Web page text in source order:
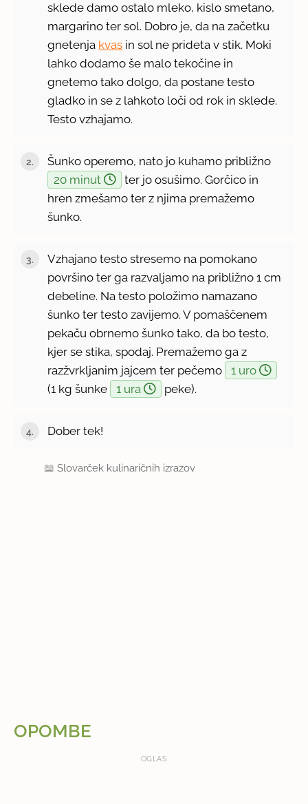
sklede damo ostalo mleko, kislo smetano,
margarino ter sol. Dobro je, da na začetku
gnetenja kvas in sol ne prideta v stik. Moki
lahko dodamo še malo tekočine in
gnetemo tako dolgo, da postane testo
gladko in se z lahkoto loči od rok in sklede.
Testo vzhajamo.
Šunko operemo, nato jo kuhamo približno
20 minut
ter jo osušimo. Gorčico in
hren zmešamo ter z njima premažemo
šunko.
Vzhajano testo stresemo na pomokano
površino ter ga razvaljamo na približno 1 cm
debeline. Na testo položimo namazano
šunko ter testo zavijemo. V pomaščenem
pekaču obrnemo šunko tako, da bo testo,
kjer se stika, spodaj. Premažemo ga z
razžvrkljanim jajcem ter pečemo
1 uro
(1 kg šunke
1 ura peke).
Dober tek!
📖Slovarček kulinaričnih izrazov
OPOMBE
OGLAS